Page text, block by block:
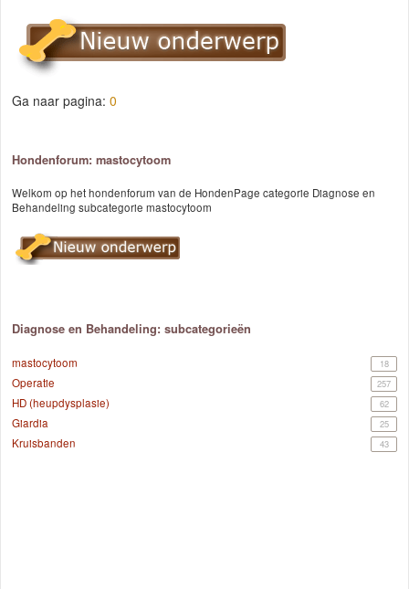
Ga naar pagina: 0
Hondenforum: mastocytoom
Welkom op het hondenforum van de HondenPage categorie Diagnose en
Behandeling subcategorie mastocytoom
Diagnose en Behandeling: subcategorieën
18
mastocytoom
257
Operatie
62
HD (heupdysplasie)
25
Giardia
43
Kruisbanden